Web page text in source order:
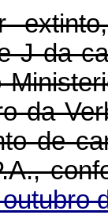
J da
da
de